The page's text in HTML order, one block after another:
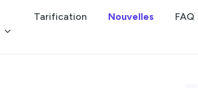
Tarification Nouvelles FAQ